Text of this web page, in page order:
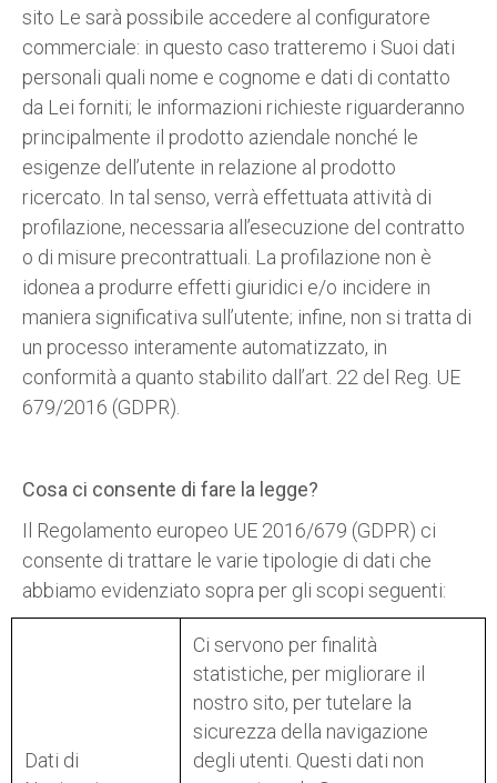
sito Le sarà possibile accedere al configuratore
commerciale: in questo caso tratteremo i Suoi dati
personali quali nome e cognome e dati di contatto
da Lei forniti; le informazioni richieste riguarderanno
principalmente il prodotto aziendale nonché le
esigenze dell’utente in relazione al prodotto
ricercato. In tal senso, verrà effettuata attività di
profilazione, necessaria all’esecuzione del contratto
o di misure precontrattuali. La profilazione non è
idonea a produrre effetti giuridici e/o incidere in
maniera significativa sull’utente; infine, non si tratta di
un processo interamente automatizzato, in
conformità a quanto stabilito dall’art. 22 del Reg. UE
679/2016 (GDPR).
Cosa ci consente di fare la legge?
Il Regolamento europeo UE 2016/679 (GDPR) ci
consente di trattare le varie tipologie di dati che
abbiamo evidenziato sopra per gli scopi seguenti:
Dati di
Ci servono per finalità
statistiche, per migliorare il
nostro sito, per tutelare la
sicurezza della navigazione
degli utenti. Questi dati non